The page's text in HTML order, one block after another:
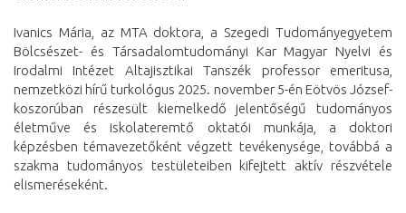
Ivanics Mária, az MTA doktora, a Szegedi Tudományegyetem
Bölcsészet- és Társadalomtudományi Kar Magyar Nyelvi és
Irodalmi Intézet Altajisztikai Tanszék professor emeritusa,
nemzetközi hírű turkológus 2025. november 5-én Eötvös József-
koszorúban részesült kiemelkedő jelentőségű tudományos
életműve és iskolateremtő oktatói munkája, a doktori
képzésben témavezetőként végzett tevékenysége, továbbá a
szakma tudományos testületeiben kifejtett aktív részvétele
elismeréseként.